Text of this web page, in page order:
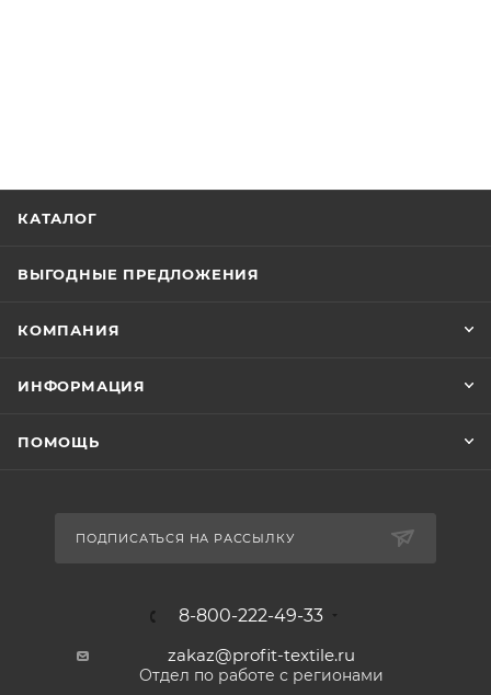
КАТАЛОГ
ВЫГОДНЫЕ ПРЕДЛОЖЕНИЯ
КОМПАНИЯ
ИНФОРМАЦИЯ
ПОМОЩЬ
ПОДПИСАТЬСЯ НА РАССЫЛКУ
8-800-222-49-33
zakaz@profit-textile.ru
Отдел по работе с регионами